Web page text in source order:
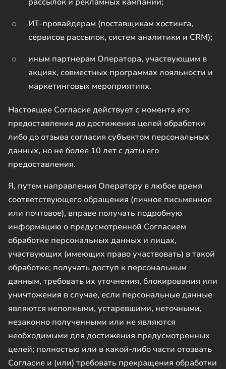
ИТ-провайдерам (поставщикам хостинга,
сервисов рассылок, систем аналитики и CRM);
иным партнерам Оператора, участвующим в
акциях, совместных программах лояльности и
маркетинговых мероприятиях.
Настоящее Согласие действует с момента его
предоставления до достижения целей обработки
либо до отзыва согласия субъектом персональных
данных, но не более 10 лет с даты его
предоставления.
Я, путем направления Оператору в любое время
соответствующего обращения (личное письменное
или почтовое), вправе получать подробную
информацию о предусмотренной Согласием
обработке персональных данных и лицах,
участвующих (имеющих право участвовать) в такой
обработке; получать доступ к персональным
данным, требовать их уточнения, блокирования или
уничтожения в случае, если персональные данные
являются неполными, устаревшими, неточными,
незаконно полученными или не являются
необходимыми для достижения предусмотренных
целей; полностью или в какой-либо части отозвать
Согласие и (или) требовать прекращения обработки